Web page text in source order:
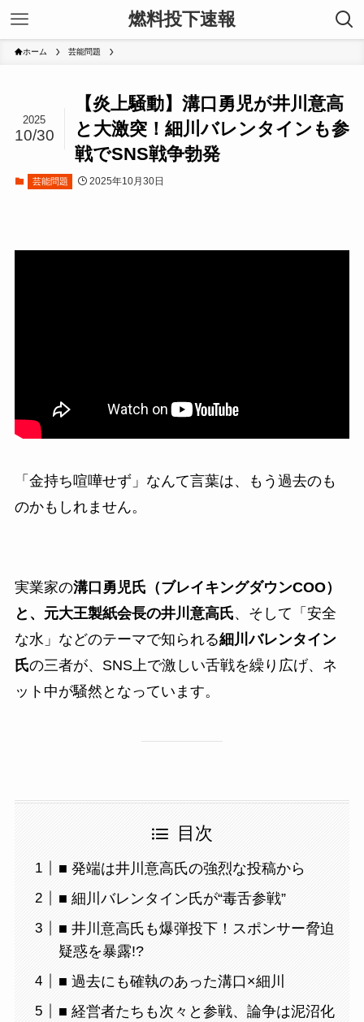
燃料投下速報
ホーム 芸能問題
【炎上騒動】溝口勇児が井川意高
と大激突！細川バレンタインも参
戦でSNS戦争勃発
2025
10/30
芸能問題 2025年10月30日
「金持ち喧嘩せず」なんて言葉は、もう過去のも
のかもしれません。
実業家の溝口勇児氏（ブレイキングダウンCOO）
と、元大王製紙会長の井川意高氏、そして「安全
な水」などのテーマで知られる細川バレンタイン
氏の三者が、SNS上で激しい舌戦を繰り広げ、ネ
ット中が騒然となっています。
目次
■ 発端は井川意高氏の強烈な投稿から
■ 細川バレンタイン氏が“毒舌参戦”
■ 井川意高氏も爆弾投下！スポンサー脅迫
疑惑を暴露!?
■ 過去にも確執のあった溝口×細川
■ 経営者たちも次々と参戦、論争は泥沼化